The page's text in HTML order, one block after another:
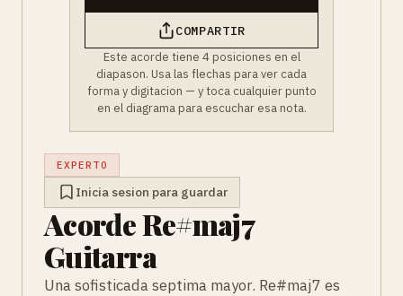
COMPARTIR
Este acorde tiene 4 posiciones en el
diapason. Usa las flechas para ver cada
forma y digitacion — y toca cualquier punto
en el diagrama para escuchar esa nota.
EXPERTO
Inicia sesion para guardar
Acorde Re#maj7
Guitarra
Una sofisticada septima mayor. Re#maj7 es